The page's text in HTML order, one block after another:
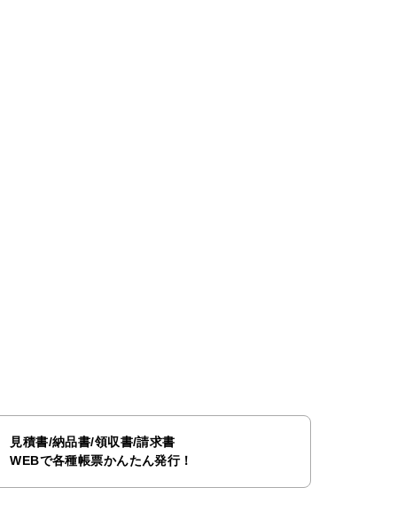
見積書/納品書/領収書/請求書
WEBで各種帳票かんたん発行！